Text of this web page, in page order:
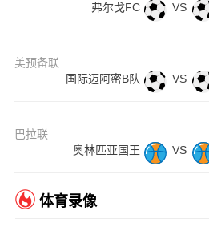
弗尔戈FC
VS
美预备联
国际迈阿密B队
VS
巴拉联
奥林匹亚国王
VS
体育录像